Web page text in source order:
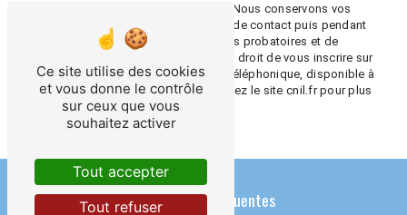
d'identité pourra vous être demandé. Nous conservons vos
données pendant la période de prise de contact puis pendant
la durée de prescription légale aux fins probatoires et de
gestion des contentieux. Vous avez le droit de vous inscrire sur
la liste d'opposition au démarchage téléphonique, disponible à
cette adresse:Bloctel.gouv.fr. Consultez le site cnil.fr pour plus
d’informations sur vos droits.
Recherches fréquentes
Ce site utilise des cookies
et vous donne le contrôle
sur ceux que vous
souhaitez activer
Tout accepter
Tout refuser